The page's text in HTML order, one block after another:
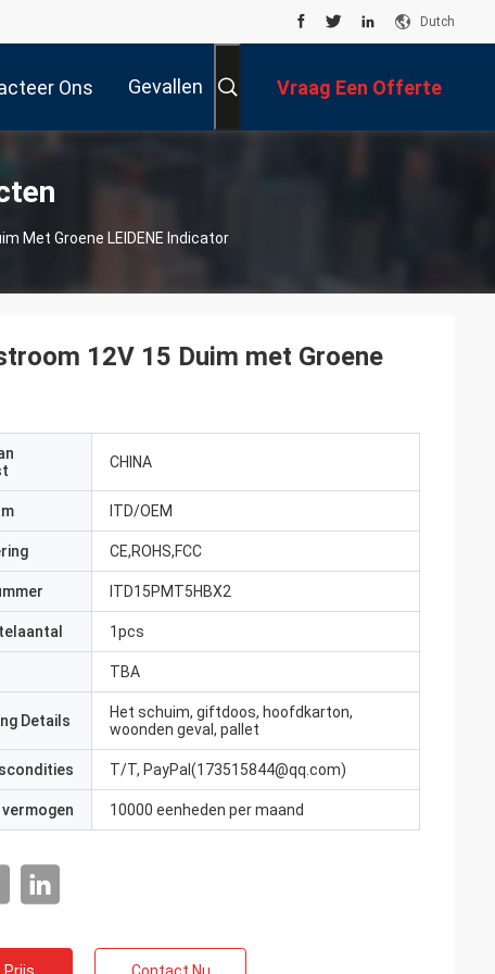
Dutch
Ons Gevallen Vraag Een Offerte
Met Groene LEIDENE Indicator
12V 15 Duim met Groene
CHINA
ITD/OEM
CE,ROHS,FCC
ITD15PMT5HBX2
1pcs
TBA
Details
Het schuim, giftdoos, hoofdkarton,
woonden geval, pallet
T/T, PayPal(173515844@qq.com)
vermogen 10000 eenheden per maand